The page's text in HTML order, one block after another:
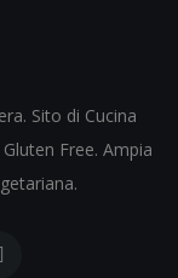
Sito di Cucina
Free. Ampia